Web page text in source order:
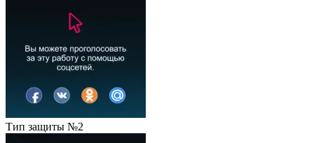
Тип защиты №2